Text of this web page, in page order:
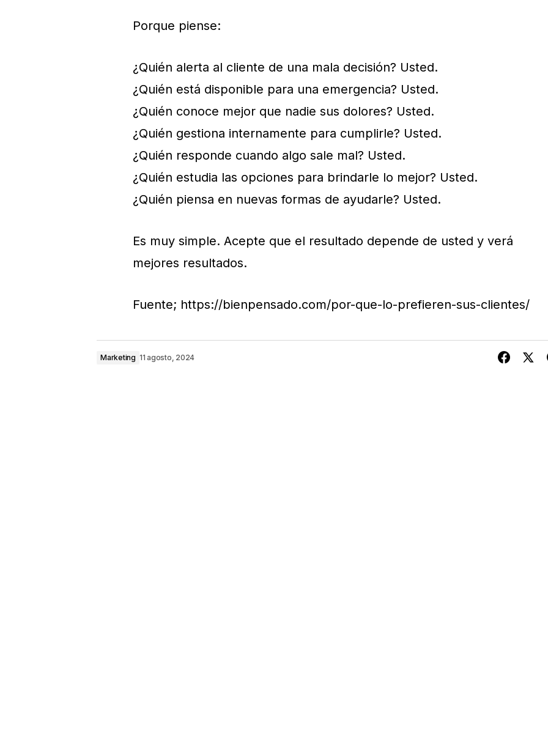
Porque piense:
¿Quién alerta al cliente de una mala decisión? Usted.
¿Quién está disponible para una emergencia? Usted.
¿Quién conoce mejor que nadie sus dolores? Usted.
¿Quién gestiona internamente para cumplirle? Usted.
¿Quién responde cuando algo sale mal? Usted.
¿Quién estudia las opciones para brindarle lo mejor? Usted.
¿Quién piensa en nuevas formas de ayudarle? Usted.
Es muy simple. Acepte que el resultado depende de usted y verá
mejores resultados.
Fuente; https://bienpensado.com/por-que-lo-prefieren-sus-clientes/
Marketing 11 agosto, 2024